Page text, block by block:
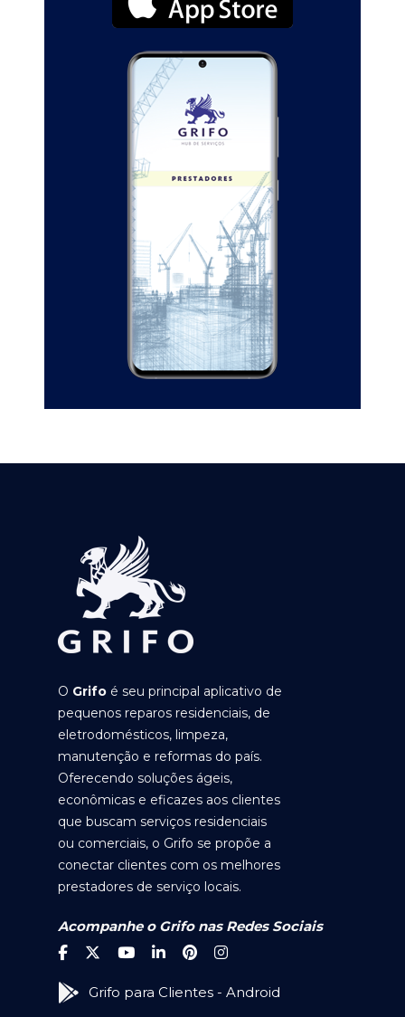
O Grifo é seu principal aplicativo de
pequenos reparos residenciais, de
eletrodomésticos, limpeza,
manutenção e reformas do país.
Oferecendo soluções ágeis,
econômicas e eficazes aos clientes
que buscam serviços residenciais
ou comerciais, o Grifo se propõe a
conectar clientes com os melhores
prestadores de serviço locais.
Acompanhe o Grifo nas Redes Sociais
Grifo para Clientes - Android